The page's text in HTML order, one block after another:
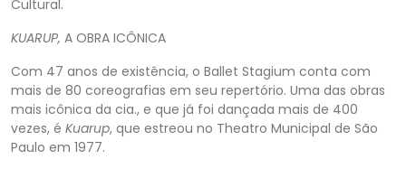
Cultural.
KUARUP, A OBRA ICÔNICA
Com 47 anos de existência, o Ballet Stagium conta com
mais de 80 coreografias em seu repertório. Uma das obras
mais icônica da cia., e que já foi dançada mais de 400
vezes, é Kuarup, que estreou no Theatro Municipal de São
Paulo em 1977.